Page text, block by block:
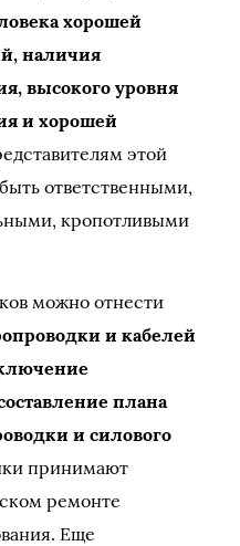
хорошей
наличия
высокого уровня
и хорошей
этой
ответственными,
кропотливыми
можно отнести
и кабелей
плана
и силового
принимают
ремонте
Еще